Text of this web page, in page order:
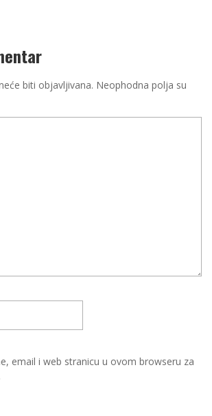
biti objavljivana. Neophodna polja su
email i web stranicu u ovom browseru za